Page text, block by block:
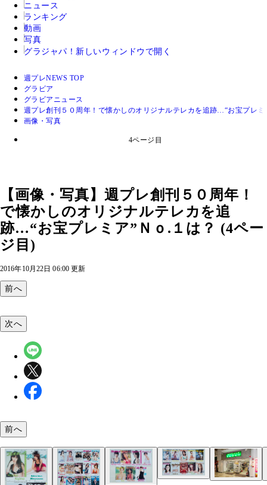
ニュース
ランキング
動画
写真
グラジャパ！ 新しいウィンドウで開く
週プレNEWS TOP
グラビア
グラビアニュース
週プレ創刊５０周年！で懐かしのオリジナルテレカを追跡…“お宝プレミ
画像・写真
4ページ目
【画像・写真】週プレ創刊５０周年！
で懐かしのオリジナルテレカを追
跡…“お宝プレミア”Ｎｏ.１は？ (4ペー
ジ目)
2016年10月22日 06:00 更新
前へ
次へ
前へ